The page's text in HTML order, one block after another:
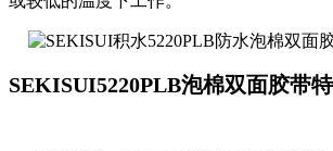
SEKISUI5220PLB泡棉双面胶带